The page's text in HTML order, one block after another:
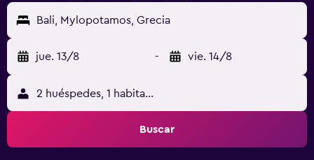
Bali, Mylopotamos, Grecia
jue. 13/8 - vie. 14/8
2 huéspedes, 1 habitación
Buscar